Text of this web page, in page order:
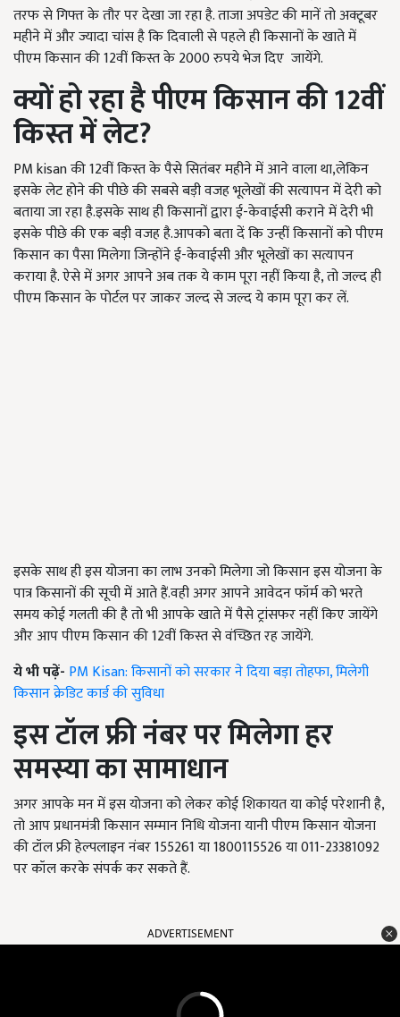
तरफ से गिफ्त के तौर पर देखा जा रहा है. ताजा अपडेट की मानें तो अक्टूबर
महीने में और ज्यादा चांस है कि दिवाली से पहले ही किसानों के खाते में
पीएम किसान की 12वीं किस्त के 2000 रुपये भेज दिए जायेंगे.
क्यों हो रहा है पीएम किसान की12वीं
किस्त में लेट?
PM kisan की 12वीं किस्त के पैसे सितंबर महीने में आने वाला था,लेकिन
इसके लेट होने की पीछे की सबसे बड़ी वजह भूलेखों की सत्यापन में देरी को
बताया जा रहा है.इसके साथ ही किसानों द्वारा ई-केवाईसी कराने में देरी भी
इसके पीछे की एक बड़ी वजह है.आपको बता दें कि उन्हीं किसानों को पीएम
किसान का पैसा मिलेगा जिन्होंने ई-केवाईसी और भूलेखों का सत्यापन
कराया है. ऐसे में अगर आपने अब तक ये काम पूरा नहीं किया है, तो जल्द ही
पीएम किसान के पोर्टल पर जाकर जल्द से जल्द ये काम पूरा कर लें.
इसके साथ ही इस योजना का लाभ उनको मिलेगा जो किसान इस योजना के
पात्र किसानों की सूची में आते हैं.वही अगर आपने आवेदन फॉर्म को भरते
समय कोई गलती की है तो भी आपके खाते में पैसे ट्रांसफर नहीं किए जायेंगे
और आप पीएम किसान की 12वीं किस्त से वंच्छित रह जायेंगे.
ये भी पढ़ें- PM Kisan: किसानों को सरकार ने दिया बड़ा तोहफा, मिलेगी
किसान क्रेडिट कार्ड की सुविधा
इस टॉल फ्री नंबर पर मिलेगा हर
समस्या का सामाधान
अगर आपके मन में इस योजना को लेकर कोई शिकायत या कोई परेशानी है,
तो आप प्रधानमंत्री किसान सम्मान निधि योजना यानी पीएम किसान योजना
की टॉल फ्री हेल्पलाइन नंबर 155261 या 1800115526 या 011-23381092
पर कॉल करके संपर्क कर सकते हैं.
ADVERTISEMENT